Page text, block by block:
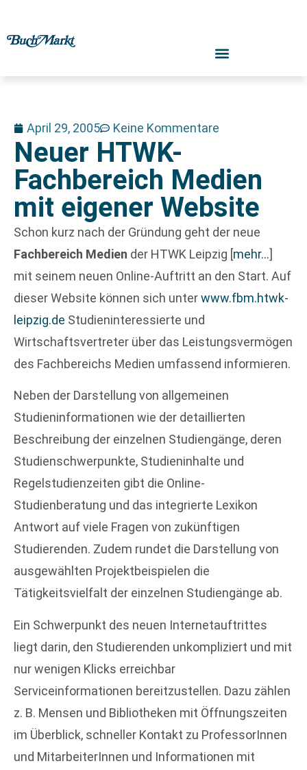
April 29, 2005 Keine Kommentare
Neuer HTWK-
Fachbereich Medien
mit eigener Website
Schon kurz nach der Gründung geht der neue
Fachbereich Medien der HTWK Leipzig [mehr…]
mit seinem neuen Online-Auftritt an den Start. Auf
dieser Website können sich unterwww.fbm.htwk-
leipzig.de Studieninteressierte und
Wirtschaftsvertreter über das Leistungsvermögen
des Fachbereichs Medien umfassend informieren.
Neben der Darstellung von allgemeinen
Studieninformationen wie der detaillierten
Beschreibung der einzelnen Studiengänge, deren
Studienschwerpunkte, Studieninhalte und
Regelstudienzeiten gibt die Online-
Studienberatung und das integrierte Lexikon
Antwort auf viele Fragen von zukünftigen
Studierenden. Zudem rundet die Darstellung von
ausgewählten Projektbeispielen die
Tätigkeitsvielfalt der einzelnen Studiengänge ab.
Ein Schwerpunkt des neuen Internetauftrittes
liegt darin, den Studierenden unkompliziert und mit
nur wenigen Klicks erreichbar
Serviceinformationen bereitzustellen. Dazu zählen
z. B. Mensen und Bibliotheken mit Öffnungszeiten
im Überblick, schneller Kontakt zu ProfessorInnen
und MitarbeiterInnen und Informationen mit